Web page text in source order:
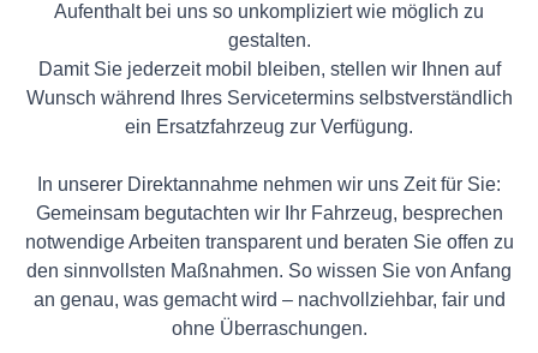
Aufenthalt bei uns so unkompliziert wie möglich zu
gestalten.
Damit Sie jederzeit mobil bleiben, stellen wir Ihnen auf
Wunsch während Ihres Servicetermins selbstverständlich
ein Ersatzfahrzeug zur Verfügung.
In unserer Direktannahme nehmen wir uns Zeit für Sie:
Gemeinsam begutachten wir Ihr Fahrzeug, besprechen
notwendige Arbeiten transparent und beraten Sie offen zu
den sinnvollsten Maßnahmen. So wissen Sie von Anfang
an genau, was gemacht wird – nachvollziehbar, fair und
ohne Überraschungen.